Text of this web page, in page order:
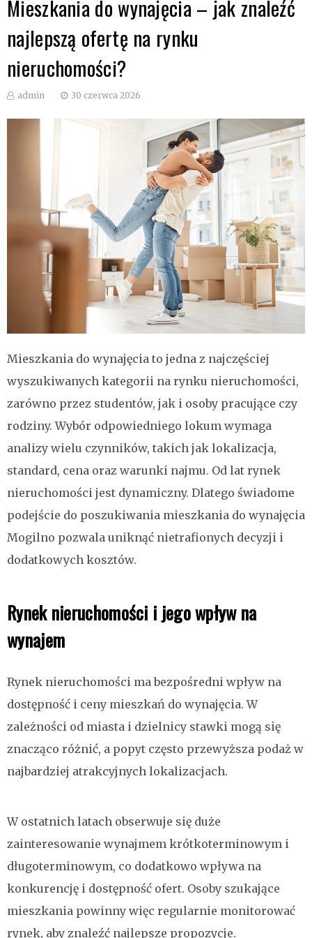
Mieszkania do wynajęcia – jak znaleźć
najlepszą ofertę na rynku
nieruchomości?
admin 30 czerwca 2026
Mieszkania do wynajęcia to jedna z najczęściej
wyszukiwanych kategorii na rynku nieruchomości,
zarówno przez studentów, jak i osoby pracujące czy
rodziny. Wybór odpowiedniego lokum wymaga
analizy wielu czynników, takich jak lokalizacja,
standard, cena oraz warunki najmu. Od lat rynek
nieruchomości jest dynamiczny. Dlatego świadome
podejście do poszukiwania mieszkania do wynajęcia
Mogilno pozwala uniknąć nietrafionych decyzji i
dodatkowych kosztów.
Rynek nieruchomości i jego wpływ na
wynajem
Rynek nieruchomości ma bezpośredni wpływ na
dostępność i ceny mieszkań do wynajęcia. W
zależności od miasta i dzielnicy stawki mogą się
znacząco różnić, a popyt często przewyższa podaż w
najbardziej atrakcyjnych lokalizacjach.
W ostatnich latach obserwuje się duże
zainteresowanie wynajmem krótkoterminowym i
długoterminowym, co dodatkowo wpływa na
konkurencję i dostępność ofert. Osoby szukające
mieszkania powinny więc regularnie monitorować
rynek, aby znaleźć najlepsze propozycje.